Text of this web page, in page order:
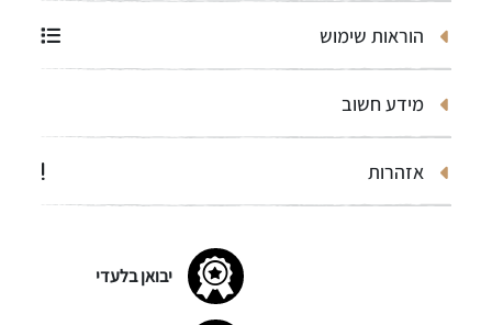
הוראות שימוש
מידע חשוב
אזהרות
יבואן בלעדי